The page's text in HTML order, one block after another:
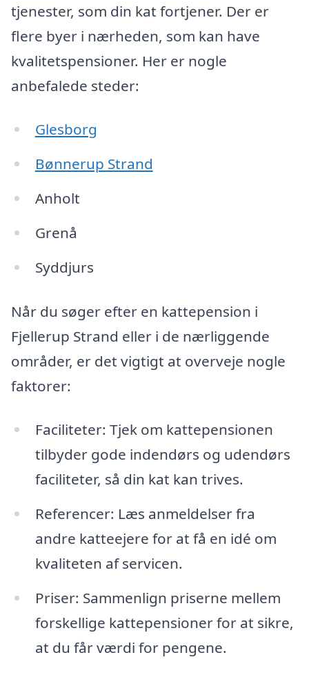
tjenester, som din kat fortjener. Der er
flere byer i nærheden, som kan have
kvalitetspensioner. Her er nogle
anbefalede steder:
Glesborg
Bønnerup Strand
Anholt
Grenå
Syddjurs
Når du søger efter en kattepension i
Fjellerup Strand eller i de nærliggende
områder, er det vigtigt at overveje nogle
faktorer:
Faciliteter: Tjek om kattepensionen
tilbyder gode indendørs og udendørs
faciliteter, så din kat kan trives.
Referencer: Læs anmeldelser fra
andre katteejere for at få en idé om
kvaliteten af servicen.
Priser: Sammenlign priserne mellem
forskellige kattepensioner for at sikre,
at du får værdi for pengene.